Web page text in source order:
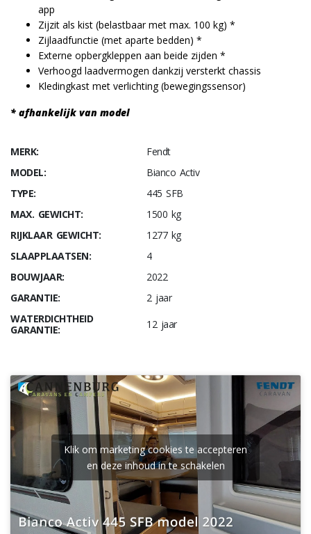
app
Zijzit als kist (belastbaar met max. 100 kg) *
Zijlaadfunctie (met aparte bedden) *
Externe opbergkleppen aan beide zijden *
Verhoogd laadvermogen dankzij versterkt chassis
Kledingkast met verlichting (bewegingssensor)
* afhankelijk van model
MERK:
Fendt
MODEL:
Bianco Activ
TYPE:
445 SFB
MAX. GEWICHT:
1500 kg
RIJKLAAR GEWICHT:
1277 kg
SLAAPPLAATSEN:
4
BOUWJAAR:
2022
GARANTIE:
2 jaar
WATERDICHTHEID
GARANTIE:
12 jaar
Klik om marketing cookies te accepteren
en deze inhoud in te schakelen